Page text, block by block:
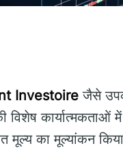
Investoire जैसे
विशेष कार्यात्मकताओं
मूल्य का मूल्यांकन